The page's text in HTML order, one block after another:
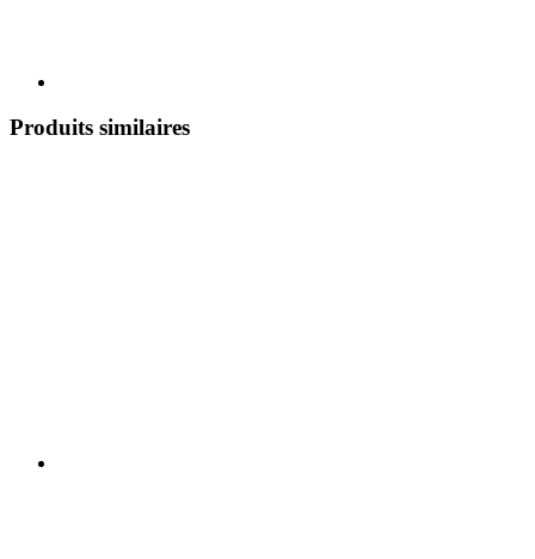
Produits similaires